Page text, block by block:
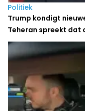
Politiek
Trump kondigt
Teheran spreekt dat